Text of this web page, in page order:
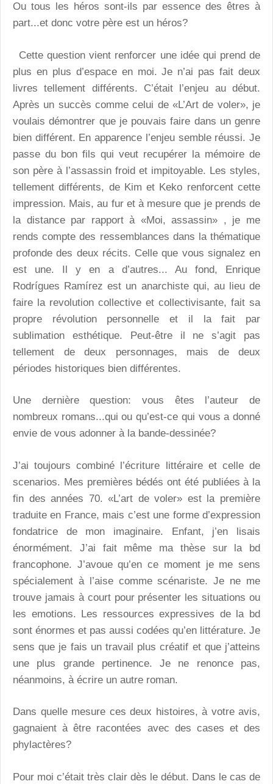
Ou tous les héros sont-ils par essence des êtres à
part...et donc votre père est un héros?
Cette question vient renforcer une idée qui prend de
plus en plus d’espace en moi. Je n’ai pas fait deux
livres tellement différents. C’était l’enjeu au début.
Après un succès comme celui de «L’Art de voler», je
voulais démontrer que je pouvais faire dans un genre
bien différent. En apparence l’enjeu semble réussi. Je
passe du bon fils qui veut recupérer la mémoire de
son père à l’assassin froid et impitoyable. Les styles,
tellement différents, de Kim et Keko renforcent cette
impression. Mais, au fur et à mesure que je prends de
la distance par rapport à «Moi, assassin» , je me
rends compte des ressemblances dans la thématique
profonde des deux récits. Celle que vous signalez en
est une. Il y en a d’autres... Au fond, Enrique
Rodrígues Ramírez est un anarchiste qui, au lieu de
faire la revolution collective et collectivisante, fait sa
propre révolution personnelle et il la fait par
sublimation esthétique. Peut-être il ne s’agit pas
tellement de deux personnages, mais de deux
périodes historiques bien différentes.
Une dernière question: vous êtes l’auteur de
nombreux romans...qui ou qu’est-ce qui vous a donné
envie de vous adonner à la bande-dessinée?
J’ai toujours combiné l’écriture littéraire et celle de
scenarios. Mes premières bédés ont été publiées à la
fin des années 70. «L’art de voler» est la première
traduite en France, mais c’est une forme d’expression
fondatrice de mon imaginaire. Enfant, j’en lisais
énormément. J’ai fait même ma thèse sur la bd
francophone. J’avoue qu’en ce moment je me sens
spécialement à l’aise comme scénariste. Je ne me
trouve jamais à court pour présenter les situations ou
les emotions. Les ressources expressives de la bd
sont énormes et pas aussi codées qu’en littérature. Je
sens que je fais un travail plus créatif et que j’atteins
une plus grande pertinence. Je ne renonce pas,
néanmoins, à écrire un autre roman.
Dans quelle mesure ces deux histoires, à votre avis,
gagnaient à être racontées avec des cases et des
phylactères?
Pour moi c’était très clair dès le début. Dans le cas de